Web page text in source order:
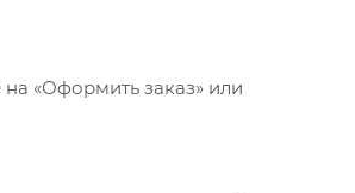
«Оформить заказ» или